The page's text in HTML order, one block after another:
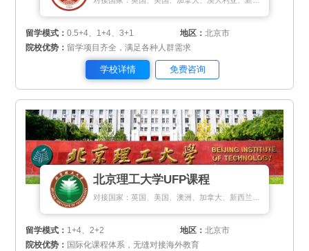
留学模式：0.5+4、1+4、3+1 地区：北京市
院校优势： 留学项目齐全，满足各种人群需求
学校详情 免费咨询
北京理工大学UFP课程
留学模式： 1+4、2+2 地区：北京市
院校优势： 国际化课程体系，无缝对接海外教育